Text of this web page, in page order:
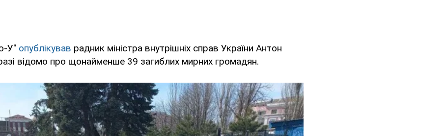
У" опублікував радник міністра внутрішніх справ України Антон
відомо про щонайменше 39 загиблих мирних громадян.